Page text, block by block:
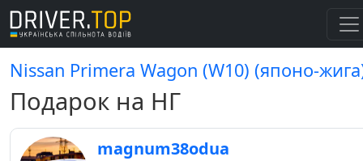
Nissan Primera Wagon (W10) (японо-
Подарок на НГ
magnum38odua